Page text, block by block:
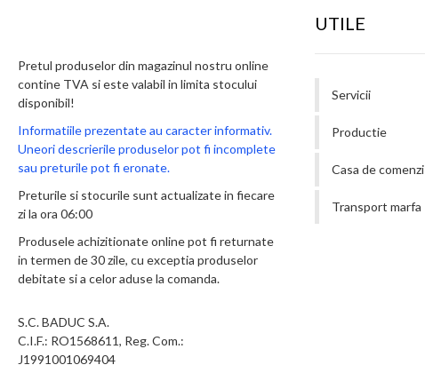
Pretul produselor din magazinul nostru online
contine TVA si este valabil in limita stocului
disponibil!
Informatiile prezentate au caracter informativ.
Uneori descrierile produselor pot fi incomplete
sau preturile pot fi eronate.
Preturile si stocurile sunt actualizate in fiecare
zi la ora 06:00
Produsele achizitionate online pot fi returnate
in termen de 30 zile, cu exceptia produselor
debitate si a celor aduse la comanda.
S.C. BADUC S.A.
C.I.F.: RO1568611, Reg. Com.:
J1991001069404
UTILE
Servicii
Productie
Casa de comenzi
Transport marfa